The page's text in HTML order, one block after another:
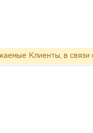
Клиенты, в связи с